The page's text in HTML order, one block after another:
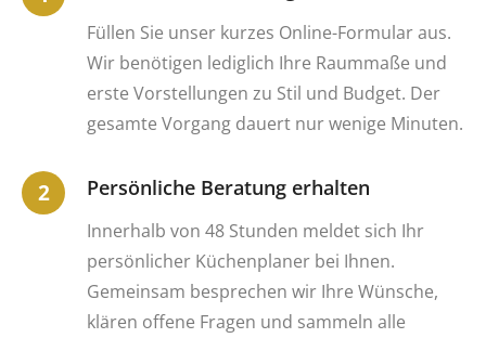
Füllen Sie unser kurzes Online-Formular aus.
Wir benötigen lediglich Ihre Raummaße und
erste Vorstellungen zu Stil und Budget. Der
gesamte Vorgang dauert nur wenige Minuten.
Persönliche Beratung erhalten
Innerhalb von 48 Stunden meldet sich Ihr
persönlicher Küchenplaner bei Ihnen.
Gemeinsam besprechen wir Ihre Wünsche,
klären offene Fragen und sammeln alle